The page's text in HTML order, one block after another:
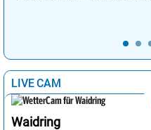
LIVE CAM
Waidring